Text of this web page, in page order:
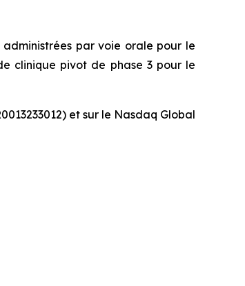
par voie orale pour le
clinique pivot de phase 3 pour le
et sur le Nasdaq Global